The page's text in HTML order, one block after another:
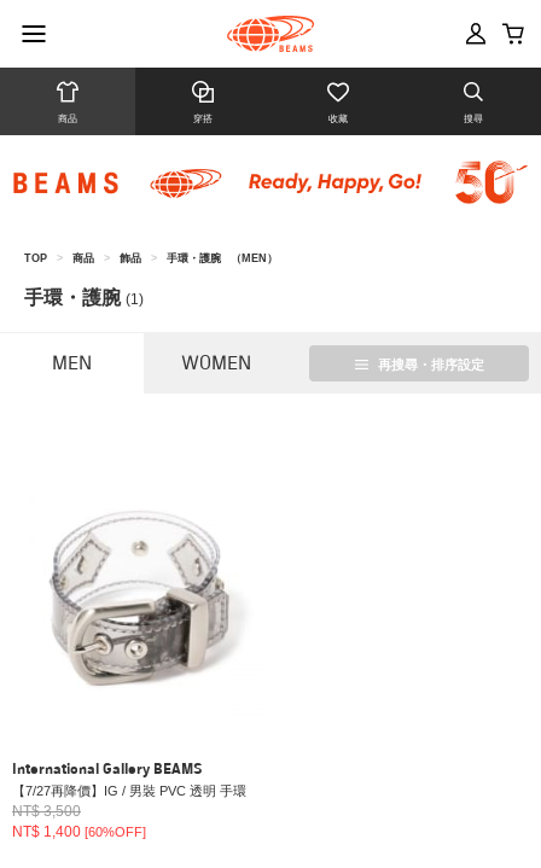
商品 穿搭 收藏 搜尋
TOP > 商品 > 飾品 > 手環・護腕 （MEN）
手環・護腕 (1)
MEN WOMEN 再搜尋・排序設定
International Gallery BEAMS
【7/27再降價】IG / 男裝 PVC 透明 手環
NT$ 3,500
NT$ 1,400 [60%OFF]